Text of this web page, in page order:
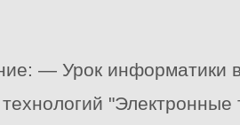
— Урок информатики